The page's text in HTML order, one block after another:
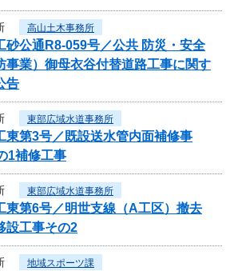
高山土木事務所
砂公通R8-059号／公共 防災・安全
事業）御母衣谷付替道路工事に関す
告
東部広域水道事務所
東第3号／既設送水管内面補修事
1補修工事
東部広域水道事務所
東第6号／明世支線（A工区）撤去
設工事その2
地域スポーツ課